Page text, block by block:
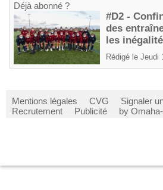
Déjà abonné ?
#D2 -
des
les
Rédigé le Jeudi
Mentions légales CVG
Signaler
Recrutement
Publicité by